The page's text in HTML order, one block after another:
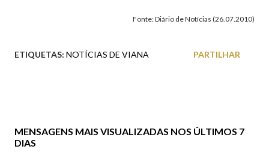
Fonte: Diário de Notícias (26.07.2010)
ETIQUETAS: NOTÍCIAS DE VIANA PARTILHAR
MENSAGENS MAIS VISUALIZADAS NOS ÚLTIMOS 7
DIAS